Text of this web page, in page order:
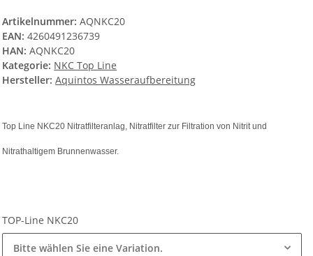
Artikelnummer:AQNKC20
EAN: 4260491236739
HAN: AQNKC20
Kategorie: NKC Top Line
Hersteller: Aquintos Wasseraufbereitung
Top Line NKC20 Nitratfilteranlag, Nitratfilter zur Filtration von Nitrit und
Nitrathaltigem Brunnenwasser.
TOP-Line NKC20
Bitte wählen Sie eine Variation.